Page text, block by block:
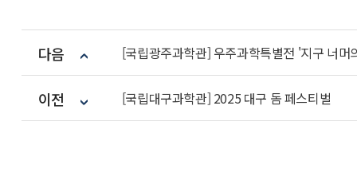
다음 [국립광주과학관] 우주과학특별전 '지구 너머
이전 [국립대구과학관] 2025 대구 돔 페스티벌